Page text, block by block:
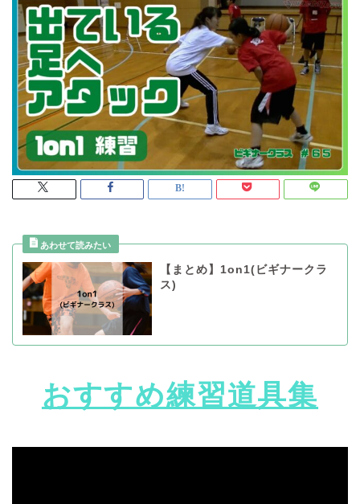
【まとめ】1on1(ビギナークラ
ス)
おすすめ練習道具集